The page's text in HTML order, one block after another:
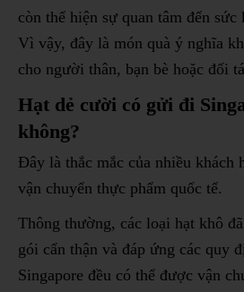
còn thể hiện sự quan tâm đến
Vì vậy, đây là món quà ý nghĩa
cho người thân, bạn bè hoặc đối
Hạt dẻ cười có gửi đi
không?
Đây là thắc mắc của nhiều khách
vận chuyển thực phẩm quốc tế.
Thông thường, các loại hạt khô
gói cẩn thận và đáp ứng các quy
Singapore đều có thể được vận